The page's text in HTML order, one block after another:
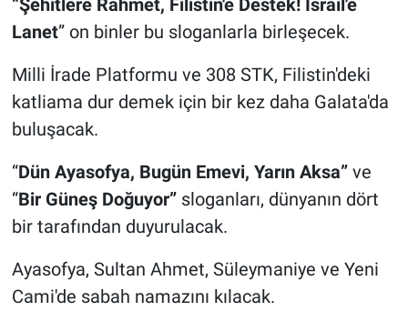
Lanet” on binler bu sloganlarla birleşecek.
Milli İrade Platformu ve 308 STK, Filistin'deki
katliama dur demek için bir kez daha Galata'da
buluşacak.
“Dün Ayasofya, Bugün Emevi, Yarın Aksa” ve
“Bir Güneş Doğuyor” sloganları, dünyanın dört
bir tarafından duyurulacak.
Ayasofya, Sultan Ahmet, Süleymaniye ve Yeni
Cami'de sabah namazını kılacak.